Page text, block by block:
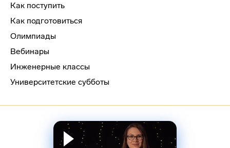
Как поступить
Как подготовиться
Олимпиады
Вебинары
Инженерные классы
Университетские субботы